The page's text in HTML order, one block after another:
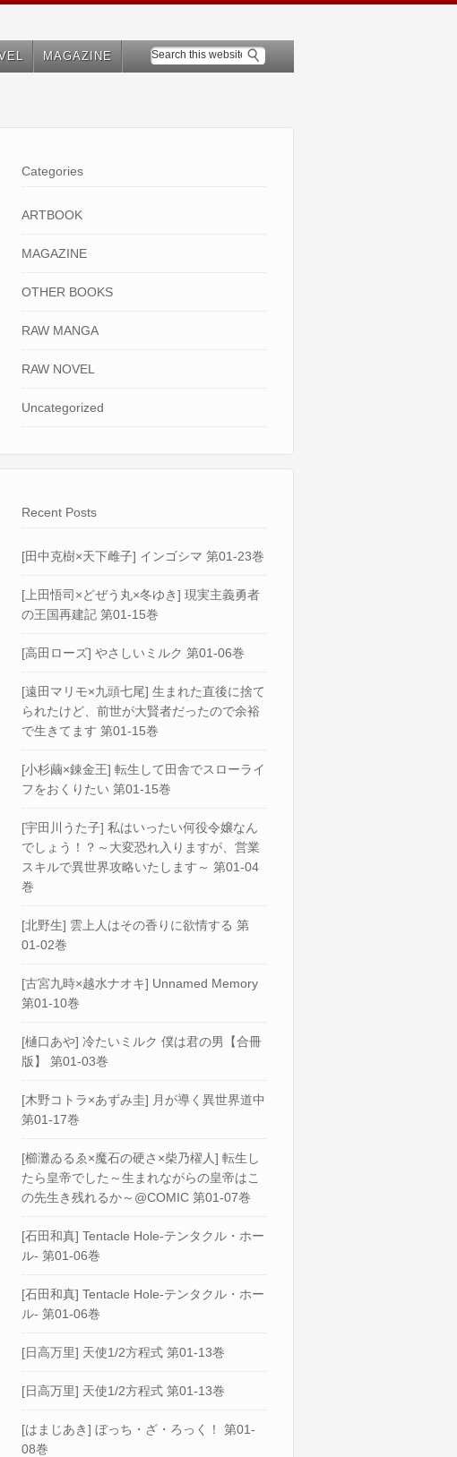
MAGAZINE
Categories
ARTBOOK
MAGAZINE
OTHER BOOKS
RAW MANGA
RAW NOVEL
Uncategorized
Recent Posts
[田中克樹×天下雌子] インゴシマ 第01-23巻
[上田悟司×どぜう丸×冬ゆき] 現実主義勇者
の王国再建記 第01-15巻
[高田ローズ] やさしいミルク 第01-06巻
[遠田マリモ×九頭七尾] 生まれた直後に捨て
られたけど、前世が大賢者だったので余裕
で生きてます 第01-15巻
[小杉繭×錬金王] 転生して田舎でスローライ
フをおくりたい 第01-15巻
[宇田川うた子] 私はいったい何役令嬢なん
でしょう！？～大変恐れ入りますが、営業
スキルで異世界攻略いたします～ 第01-04
巻
[北野生] 雲上人はその香りに欲情する 第
01-02巻
[古宮九時×越水ナオキ] Unnamed Memory
第01-10巻
[樋口あや] 冷たいミルク 僕は君の男【合冊
版】 第01-03巻
[木野コトラ×あずみ圭] 月が導く異世界道中
第01-17巻
[櫛灘ゐるゑ×魔石の硬さ×柴乃櫂人] 転生し
たら皇帝でした～生まれながらの皇帝はこ
の先生き残れるか～@COMIC 第01-07巻
[石田和真] Tentacle Hole-テンタクル・ホー
ル- 第01-06巻
[石田和真] Tentacle Hole-テンタクル・ホー
ル- 第01-06巻
[日高万里] 天使1/2方程式 第01-13巻
[日高万里] 天使1/2方程式 第01-13巻
[はまじあき] ぼっち・ざ・ろっく！ 第01-
08巻